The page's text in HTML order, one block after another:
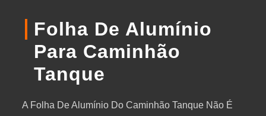
Folha De Alumínio
Para Caminhão
Tanque
A Folha De Alumínio Do Caminhão Tanque Não É